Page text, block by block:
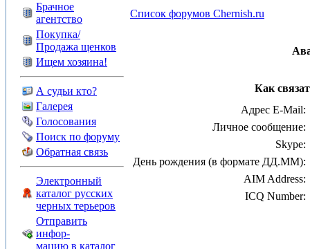
Брачное
агентство
Покупка/
Продажа щенков
Ищем хозяина!
А судьи кто?
Галерея
Голосования
Поиск по форуму
Обратная связь
Электронный
каталог русских
черных терьеров
Отправить
инфор-
мацию в каталог
Список форумов Chernish.ru
Как
Адрес E-Mail:
Личное сообщение:
Skype:
День рождения (в формате ДД.ММ):
AIM Address:
ICQ Number: